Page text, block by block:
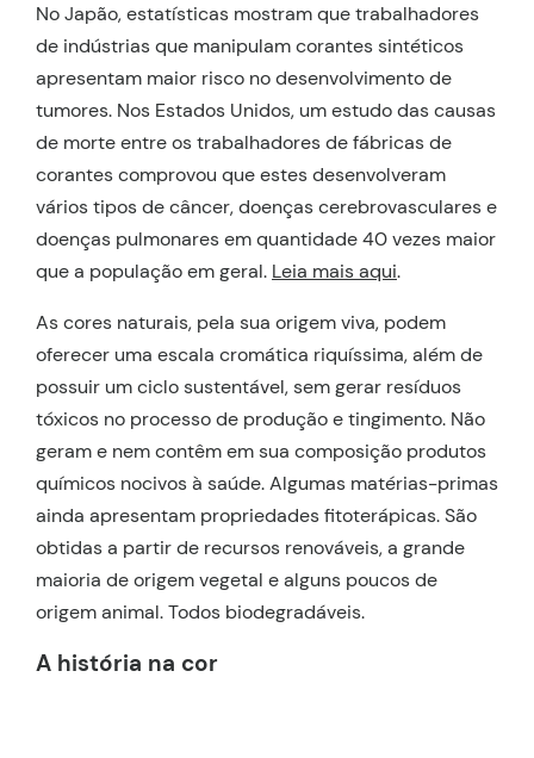
No Japão, estatísticas mostram que trabalhadores
de indústrias que manipulam corantes sintéticos
apresentam maior risco no desenvolvimento de
tumores. Nos Estados Unidos, um estudo das causas
de morte entre os trabalhadores de fábricas de
corantes comprovou que estes desenvolveram
vários tipos de câncer, doenças cerebrovasculares e
doenças pulmonares em quantidade 40 vezes maior
que a população em geral. Leia mais aqui.
As cores naturais, pela sua origem viva, podem
oferecer uma escala cromática riquíssima, além de
possuir um ciclo sustentável, sem gerar resíduos
tóxicos no processo de produção e tingimento. Não
geram e nem contêm em sua composição produtos
químicos nocivos à saúde. Algumas matérias-primas
ainda apresentam propriedades fitoterápicas. São
obtidas a partir de recursos renováveis, a grande
maioria de origem vegetal e alguns poucos de
origem animal. Todos biodegradáveis.
A história na cor